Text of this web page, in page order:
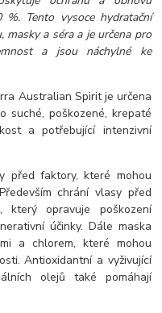
Tento vysoce hydratační
masky a séra a je určena pro
a jsou náchylné ke
Australian Spirit je určena
suché, poškozené, krepaté
a potřebující intenzivní
před faktory, které mohou
chrání vlasy před
který opravuje poškození
účinky. Dále maska
a chlorem, které mohou
Antioxidantní a vyživující
olejů také pomáhají